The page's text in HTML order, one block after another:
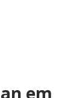
em